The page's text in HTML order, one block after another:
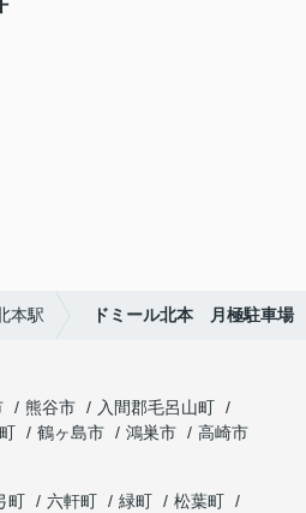
本駅 ドミール北本 月極駐車場
熊谷市
入間郡毛呂山町
鶴ヶ島市 鴻巣市
高崎市
町 六軒町 緑町
松葉町